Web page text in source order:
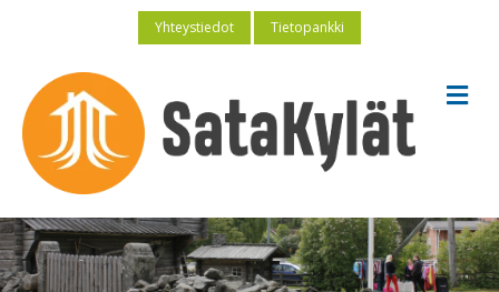
Yhteystiedot Tietopankki
V
a
o